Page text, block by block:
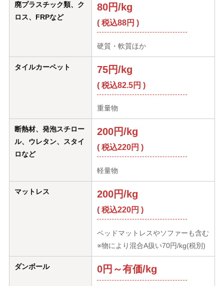
廃プラスチック類、ク
ロス、FRPなど
80円/kg
( 税込88円 )
硬質・軟質ほか
タイルカーペット 75円/kg
( 税込82.5円 )
重量物
断熱材、発泡スチロー
ル、ウレタン、スタイ
ロなど
200円/kg
( 税込220円 )
軽量物
マットレス 200円/kg
( 税込220円 )
ベッドマットレスやソファーも含む
※物により混合A扱い70円/kg(税別)
ダンボール 0円～有価/kg